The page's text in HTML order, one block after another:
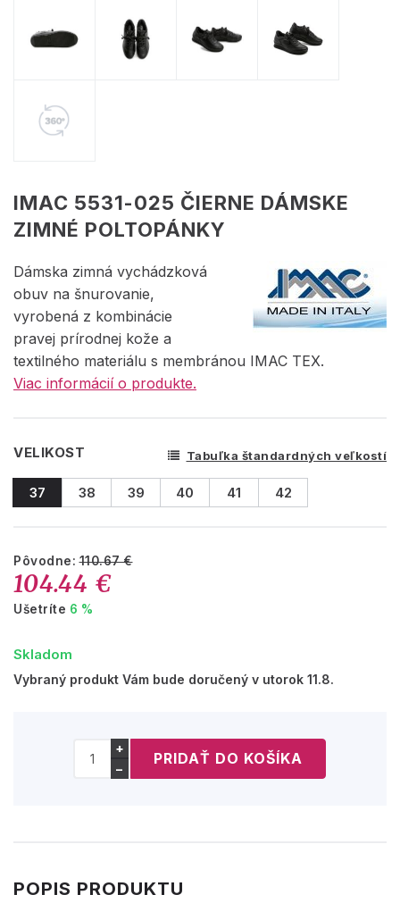
IMAC 5531-025 ČIERNE DÁMSKE
ZIMNÉ POLTOPÁNKY
Dámska zimná vychádzková
obuv na šnurovanie,
vyrobená z kombinácie
pravej prírodnej kože a
textilného materiálu s membránou IMAC TEX.
Viac informácií o produkte.
VELIKOST Tabuľka štandardných veľkostí
37 38 39 40 41 42
Pôvodne:110.67 €
104.44 €
Ušetríte 6 %
Skladom
Vybraný produkt Vám bude doručený v utorok 11.8.
+
−
POPIS PRODUKTU